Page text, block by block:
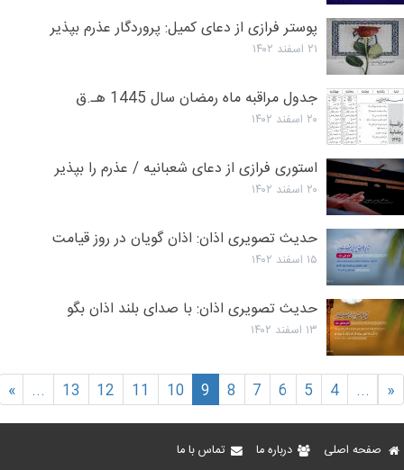
پوستر فرازی از دعای کمیل: پروردگار عذرم بپذیر
۲۱ اسفند ۱۴۰۲
جدول مراقبه ماه رمضان سال 1445 هـ.ق
۲۰ اسفند ۱۴۰۲
استوری فرازی از دعای شعبانیه / عذرم را بپذیر
۲۰ اسفند ۱۴۰۲
حدیث تصویری اذان: اذان گویان در روز قیامت
۱۵ اسفند ۱۴۰۲
حدیث تصویری اذان: با صدای بلند اذان بگو
۱۳ اسفند ۱۴۰۲
«
...
4
5
6
7
8
9
10
11
12
13
...
»
صفحه اصلی درباره ما تماس با ما